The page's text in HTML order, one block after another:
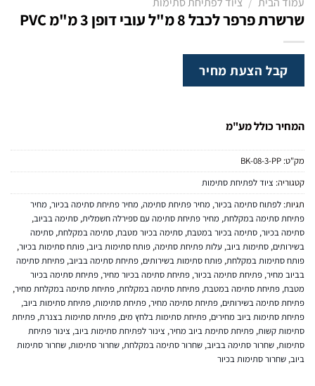
שרשרת פרפר לכבל 8 מ"ל עובי דופן 3 מ"מ PVC
קבל הצעת מחיר
המחיר כולל מע"מ
מק"ט: BK-08-3-PP
קטגוריה: ציוד לפתיחת סתימות
תגיות: לפתוח סתימה בכיור, מחיר פתיחת סתימה, מחיר פתיחת סתימה בכיור, מחיר
פתיחת סתימה במקלחת, מחיר פתיחת סתימה עם ספירלה חשמלית, סתימה בביוב,
סתימה בכיור, סתימה בכיור במטבח, סתימה בכיור מטבח, סתימה במקלחת, סתימה
בשירותים, סתימות ביוב, עלות פתיחת סתימה, פותח סתימות ביוב, פותח סתימות בכיור,
פותח סתימות במקלחת, פותח סתימות בשירותים, פתיחת סתימה בביוב, פתיחת סתימה
בביוב מחיר, פתיחת סתימה בכיור, פתיחת סתימה בכיור מחיר, פתיחת סתימה בכיור
מטבח, פתיחת סתימה במטבח, פתיחת סתימה במקלחת, פתיחת סתימה במקלחת מחיר,
פתיחת סתימה בשירותים, פתיחת סתימה מחיר, פתיחת סתימות, פתיחת סתימות ביוב,
פתיחת סתימות ביוב מחירים, פתיחת סתימות בלחץ מים, פתיחת סתימות בצנרת, פתיחת
סתימות קשות, פתיחת סתימת ביוב מחיר, צינור לפתיחת סתימות ביוב, צינור פתיחת
סתימות, שחרור סתימה בביוב, שחרור סתימה במקלחת, שחרור סתימות, שחרור סתימות
ביוב, שחרור סתימות בכיור